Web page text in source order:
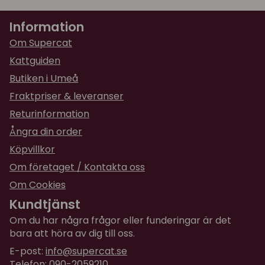
Jenny
för 2 år sedan
★★★★★
Information
Om Supercat
Kattguiden
Butiken i Umeå
Fraktpriser & leveranser
Returinformation
Ångra din order
Köpvillkor
Om företaget / Kontakta oss
Om Cookies
Kundtjänst
Om du har några frågor eller funderingar är det
bara att höra av dig till oss.
E-post: info@supercat.se